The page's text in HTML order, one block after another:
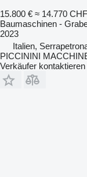
15.800 € ≈ 14.770 CHF
Baumaschinen -
2023
Italien,
PICCININI
Verkäufer kontaktieren